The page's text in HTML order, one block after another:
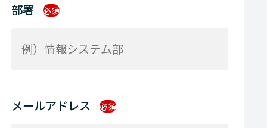
部署 必須
メールアドレス 必須